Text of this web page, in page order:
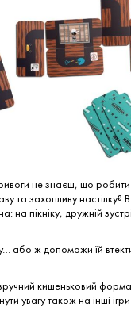
не знаєш, що робити
та захопливу настілку?
на пікніку, дружній
або ж допоможи їй
кишеньковий формат
увагу також на інші